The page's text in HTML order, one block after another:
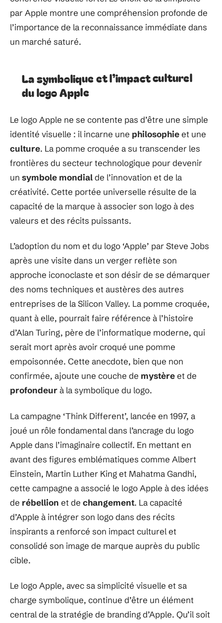
par Apple montre une compréhension profonde de
l’importance de la reconnaissance immédiate dans
un marché saturé.
La symbolique et l’impact culturel
du logo Apple
Le logo Apple ne se contente pas d’être une simple
identité visuelle : il incarne une philosophieet une
culture. La pomme croquée a su transcender les
frontières du secteur technologique pour devenir
un symbole mondialde l’innovation et de la
créativité. Cette portée universelle résulte de la
capacité de la marque à associer son logo à des
valeurs et des récits puissants.
L’adoption du nom et du logo ‘Apple’ par Steve Jobs
après une visite dans un verger reflète son
approche iconoclaste et son désir de se démarquer
des noms techniques et austères des autres
entreprises de la Silicon Valley. La pomme croquée,
quant à elle, pourrait faire référence à l’histoire
d’Alan Turing, père de l’informatique moderne, qui
serait mort après avoir croqué une pomme
empoisonnée. Cette anecdote, bien que non
confirmée, ajoute une couche de mystèreet de
profondeurà la symbolique du logo.
La campagne ‘Think Different’, lancée en 1997, a
joué un rôle fondamental dans l’ancrage du logo
Apple dans l’imaginaire collectif. En mettant en
avant des figures emblématiques comme Albert
Einstein, Martin Luther King et Mahatma Gandhi,
cette campagne a associé le logo Apple à des idées
de rébellion et de changement. La capacité
d’Apple à intégrer son logo dans des récits
inspirants a renforcé son impact culturel et
consolidé son image de marque auprès du public
cible.
Le logo Apple, avec sa simplicité visuelle et sa
charge symbolique, continue d’être un élément
central de la stratégie de branding d’Apple. Qu’il soit